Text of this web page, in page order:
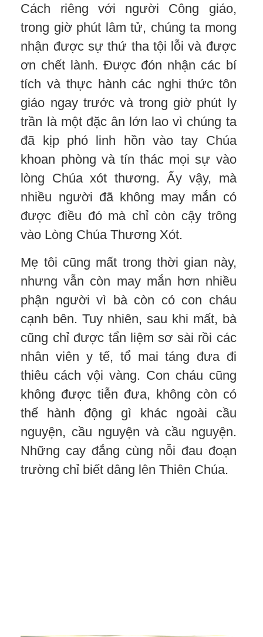
Cách riêng với người Công giáo,
trong giờ phút lâm tử, chúng ta mong
nhận được sự thứ tha tội lỗi và được
ơn chết lành. Được đón nhận các bí
tích và thực hành các nghi thức tôn
giáo ngay trước và trong giờ phút ly
trần là một đặc ân lớn lao vì chúng ta
đã kịp phó linh hồn vào tay Chúa
khoan phòng và tín thác mọi sự vào
lòng Chúa xót thương. Ấy vậy, mà
nhiều người đã không may mắn có
được điều đó mà chỉ còn cậy trông
vào Lòng Chúa Thương Xót.
Mẹ tôi cũng mất trong thời gian này,
nhưng vẫn còn may mắn hơn nhiều
phận người vì bà còn có con cháu
cạnh bên. Tuy nhiên, sau khi mất, bà
cũng chỉ được tẩn liệm sơ sài rồi các
nhân viên y tế, tổ mai táng đưa đi
thiêu cách vội vàng. Con cháu cũng
không được tiễn đưa, không còn có
thể hành động gì khác ngoài cầu
nguyện, cầu nguyện và cầu nguyện.
Những cay đắng cùng nỗi đau đoạn
trường chỉ biết dâng lên Thiên Chúa.